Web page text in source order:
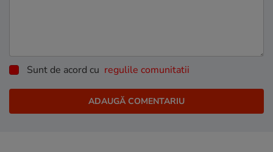
Sunt de acord cu regulile comunitatii